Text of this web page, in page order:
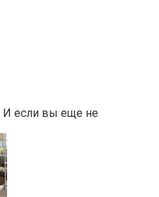
если вы еще не